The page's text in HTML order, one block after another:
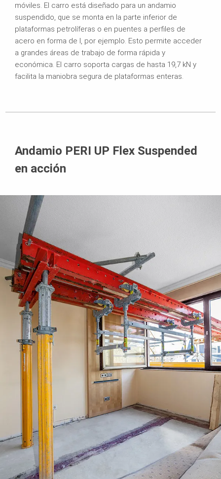
móviles. El carro está diseñado para un andamio
suspendido, que se monta en la parte inferior de
plataformas petrolíferas o en puentes a perfiles de
acero en forma de I, por ejemplo. Esto permite acceder
a grandes áreas de trabajo de forma rápida y
económica. El carro soporta cargas de hasta 19,7 kN y
facilita la maniobra segura de plataformas enteras.
Andamio PERI UP Flex Suspended
en acción